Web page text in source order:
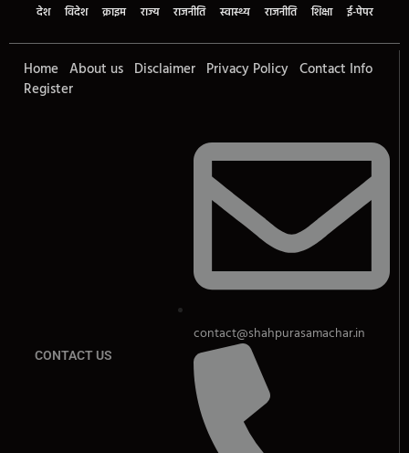
देश विदेश क्राइम राज्य राजनीति स्वास्थ्य राजनीति शिक्षा ई-पेपर
Home About us Disclaimer Privacy Policy Contact Info
Register
CONTACT US
contact@shahpurasamachar.in